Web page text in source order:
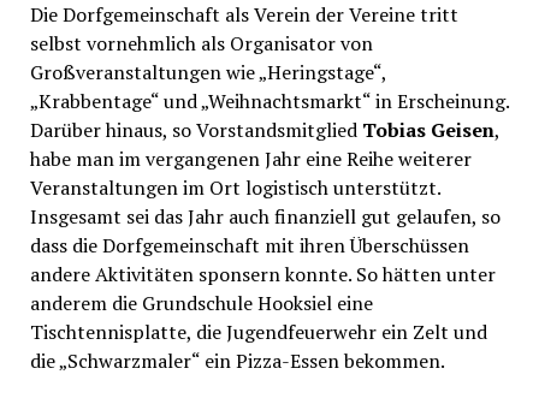
Die Dorfgemeinschaft als Verein der Vereine tritt
selbst vornehmlich als Organisator von
Großveranstaltungen wie „Heringstage“,
„Krabbentage“ und „Weihnachtsmarkt“ in Erscheinung.
Darüber hinaus, so VorstandsmitgliedTobias Geisen,
habe man im vergangenen Jahr eine Reihe weiterer
Veranstaltungen im Ort logistisch unterstützt.
Insgesamt sei das Jahr auch finanziell gut gelaufen, so
dass die Dorfgemeinschaft mit ihren Überschüssen
andere Aktivitäten sponsern konnte. So hätten unter
anderem die Grundschule Hooksiel eine
Tischtennisplatte, die Jugendfeuerwehr ein Zelt und
die „Schwarzmaler“ ein Pizza-Essen bekommen.